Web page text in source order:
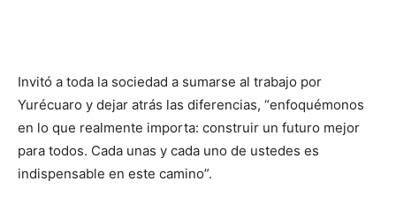
Invitó a toda la sociedad a sumarse al trabajo por
Yurécuaro y dejar atrás las diferencias, “enfoquémonos
en lo que realmente importa: construir un futuro mejor
para todos. Cada unas y cada uno de ustedes es
indispensable en este camino”.